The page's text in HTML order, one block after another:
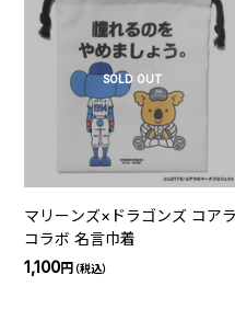
SOLD OUT
マリーンズ×ドラゴンズ コアラ
コラボ 名言巾着
1,100円（税込）